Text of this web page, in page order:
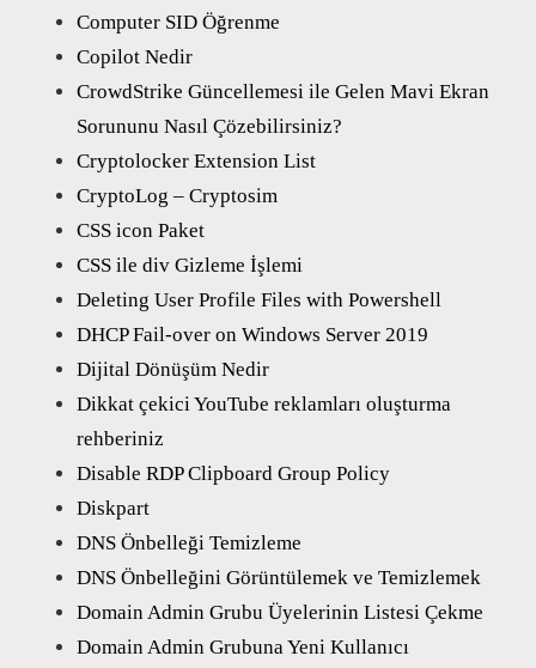
Computer SID Öğrenme
Copilot Nedir
CrowdStrike Güncellemesi ile Gelen Mavi Ekran
Sorununu Nasıl Çözebilirsiniz?
Cryptolocker Extension List
CryptoLog – Cryptosim
CSS icon Paket
CSS ile div Gizleme İşlemi
Deleting User Profile Files with Powershell
DHCP Fail-over on Windows Server 2019
Dijital Dönüşüm Nedir
Dikkat çekici YouTube reklamları oluşturma
rehberiniz
Disable RDP Clipboard Group Policy
Diskpart
DNS Önbelleği Temizleme
DNS Önbelleğini Görüntülemek ve Temizlemek
Domain Admin Grubu Üyelerinin Listesi Çekme
Domain Admin Grubuna Yeni Kullanıcı